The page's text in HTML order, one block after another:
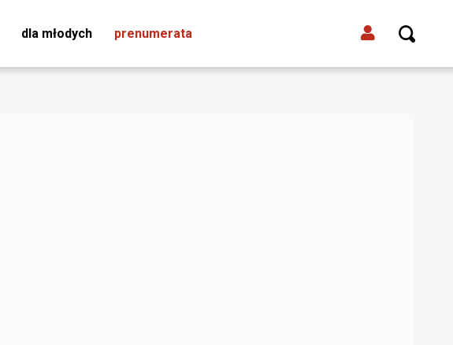
dla młodych prenumerata